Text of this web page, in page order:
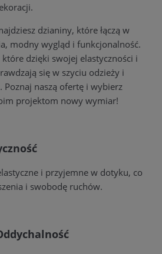
dzianiny, które łączą w
modny wygląd i funkcjonalność.
dzięki swojej elastyczności i
się w szyciu odzieży i
naszą ofertę i wybierz
projektom nowy wymiar!
i przyjemne w dotyku, co
i swobodę ruchów.